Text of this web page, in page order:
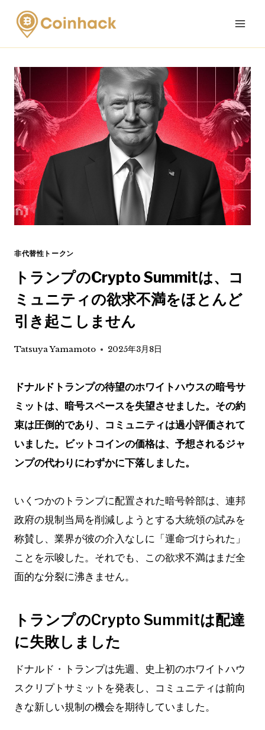
Skip
content
非代替性トークン
トランプのCrypto Summitは、コ
ミュニティの欲求不満をほとんど
引き起こしません
Tatsuya Yamamoto 2025年3月8日
ドナルドトランプの待望のホワイトハウスの暗号サ
ミットは、暗号スペースを失望させました。その約
束は圧倒的であり、コミュニティは過小評価されて
いました。ビットコインの価格は、予想されるジャ
ンプの代わりにわずかに下落しました。
いくつかのトランプに配置された暗号幹部は、連邦
政府の規制当局を削減しようとする大統領の試みを
称賛し、業界が彼の介入なしに「運命づけられた」
ことを示唆した。それでも、この欲求不満はまだ全
面的な分裂に沸きません。
トランプのCrypto Summitは配達
に失敗しました
ドナルド・トランプは先週、史上初のホワイトハウ
スクリプトサミットを発表し、コミュニティは前向
きな新しい規制の機会を期待していました。